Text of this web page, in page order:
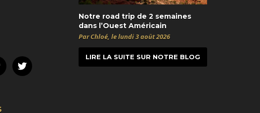
PinterestTwitter
Notre road trip de 2 semaines
dans l’Ouest Américain
Par Chloé, le lundi 3 août 2026
LIRE LA SUITE SUR NOTRE BLOG